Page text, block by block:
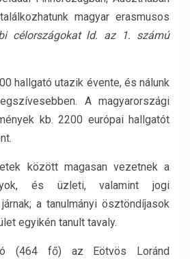
magyar erasmusos
célországokat ld. az 1. számú
hallgató utazik évente, és nálunk
A magyarországi
kb. 2200 európai hallgatót
között magasan vezetnek a
és üzleti, valamint jogi
a tanulmányi ösztöndíjasok
egyikén tanult tavaly.
(464 fő) az Eötvös Loránd